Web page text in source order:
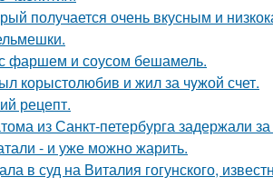
получается очень вкусным и
фаршем и соусом бешамель.
корыстолюбив и жил за чyжой счет.
рецепт.
из Санкт-петербурга задержали
- и уже можно жарить.
в суд на Виталия гогунского,